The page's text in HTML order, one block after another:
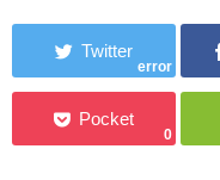
error
0